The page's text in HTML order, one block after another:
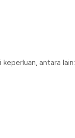
antara lain: